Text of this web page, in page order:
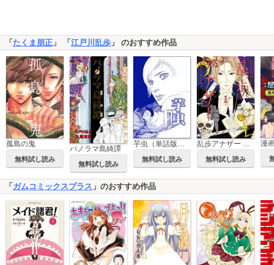
「 たくま朋正 」 「 江戸川乱歩 」 のおすすめ作品
孤島の鬼
無料試し読み
パノラマ島綺譚
無料試し読み
芋虫（単話版）＜処刑される女たち～肉削ぎ・四肢切断～＞
無料試し読み
乱歩アナザー ―明智小五郎狂詩曲―
無料試し読み
「ガムコミックスプラス 」のおすすめ作品